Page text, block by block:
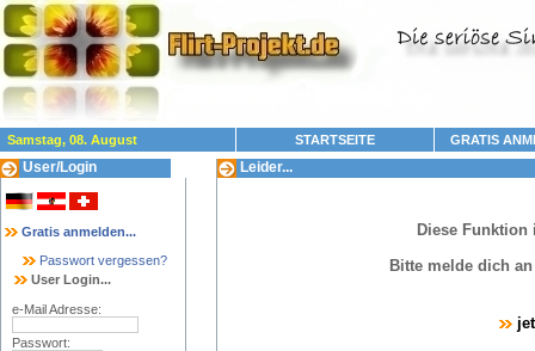
Samstag, 08. August STARTSEITE GRATIS
User/Login
Gratis anmelden...
Passwort vergessen?
User Login...
e-Mail Adresse:
Passwort:
Leider...
Diese
Bitte melde dich